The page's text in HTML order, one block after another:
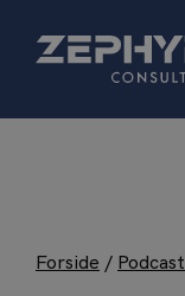
Forside / Podcast